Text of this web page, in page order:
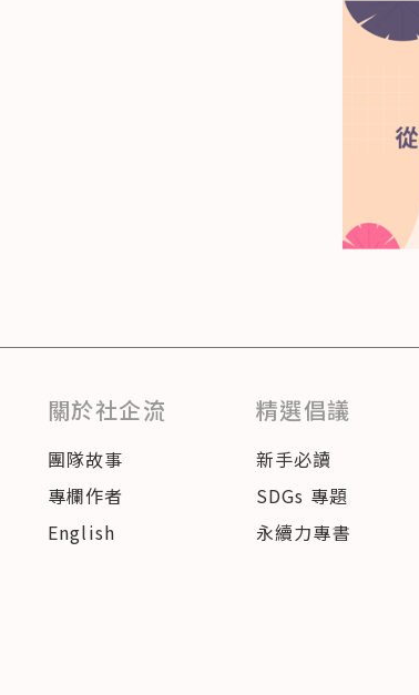
關於社企流
團隊故事
專欄作者
English
精選倡議
新手必讀
SDGs 專題
永續力專書